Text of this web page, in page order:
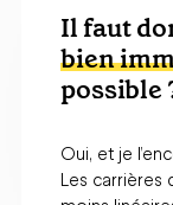
Il faut
bien
possible
Oui, et je
Les carrières